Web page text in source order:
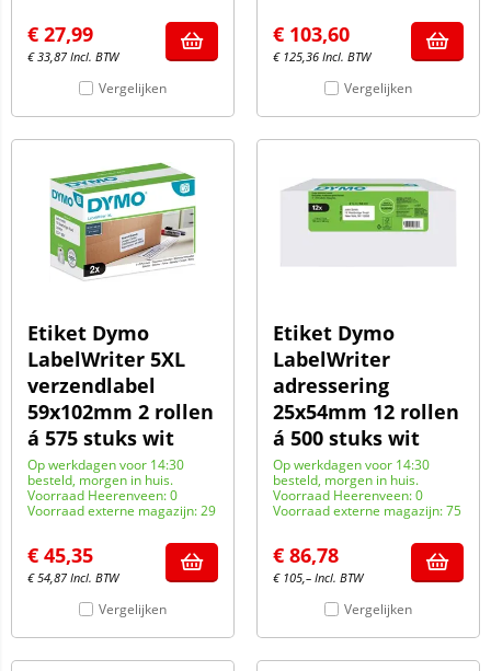
€ 27,99
€33,87 Incl. BTW
Vergelijken
€ 103,60
€ 125,36 Incl. BTW
Vergelijken
Etiket Dymo
LabelWriter 5XL
verzendlabel
59x102mm 2 rollen
á 575 stuks wit
Op werkdagen voor 14:30
besteld, morgen in huis.
Voorraad Heerenveen: 0
Voorraad externe magazijn: 29
€ 45,35
€54,87 Incl. BTW
Vergelijken
Etiket Dymo
LabelWriter
adressering
25x54mm 12 rollen
á 500 stuks wit
Op werkdagen voor 14:30
besteld, morgen in huis.
Voorraad Heerenveen: 0
Voorraad externe magazijn: 75
€ 86,78
€ 105,– Incl. BTW
Vergelijken